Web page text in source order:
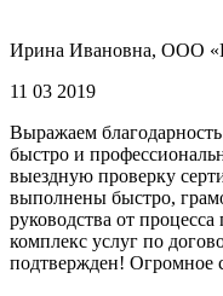
Ирина Ивановна, ООО
11 03 2019
Выражаем
быстро и
выездную проверку
выполнены быстро,
руководства от
комплекс услуг по
подтвержден! Огромное